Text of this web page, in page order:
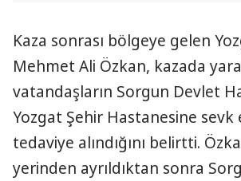
Kaza sonrası bölgeye gelen
Mehmet Ali Özkan, kazada
vatandaşların Sorgun Devlet
Yozgat Şehir Hastanesine sevk
tedaviye alındığını belirtti.
yerinden ayrıldıktan sonra